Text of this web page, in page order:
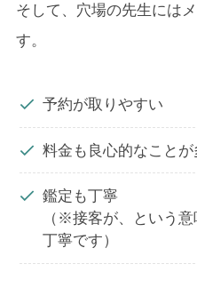
そして、穴場の先生には
す。
予約が取りやすい
料金も良心的なことが
鑑定も丁寧
（※接客が、という
丁寧です）